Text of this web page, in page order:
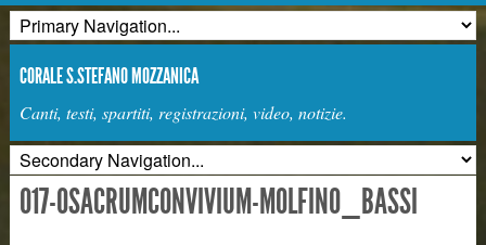
CORALE S.STEFANO MOZZANICA
Canti, testi, spartiti, registrazioni, video, notizie.
O17-OSACRUMCONVIVIUM-MOLFINO_BASSI